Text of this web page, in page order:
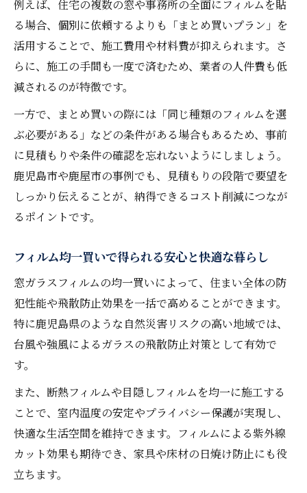
例えば、住宅の複数の窓や事務所の全面にフィルムを貼
る場合、個別に依頼するよりも「まとめ買いプラン」を
活用することで、施工費用や材料費が抑えられます。さ
らに、施工の手間も一度で済むため、業者の人件費も低
減されるのが特徴です。
一方で、まとめ買いの際には「同じ種類のフィルムを選
ぶ必要がある」などの条件がある場合もあるため、事前
に見積もりや条件の確認を忘れないようにしましょう。
鹿児島市や鹿屋市の事例でも、見積もりの段階で要望を
しっかり伝えることが、納得できるコスト削減につなが
るポイントです。
フィルム均一買いで得られる安心と快適な暮らし
窓ガラスフィルムの均一買いによって、住まい全体の防
犯性能や飛散防止効果を一括で高めることができます。
特に鹿児島県のような自然災害リスクの高い地域では、
台風や強風によるガラスの飛散防止対策として有効で
す。
また、断熱フィルムや目隠しフィルムを均一に施工する
ことで、室内温度の安定やプライバシー保護が実現し、
快適な生活空間を維持できます。フィルムによる紫外線
カット効果も期待でき、家具や床材の日焼け防止にも役
立ちます。